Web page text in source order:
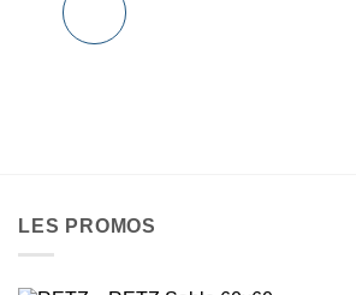
LES PROMOS